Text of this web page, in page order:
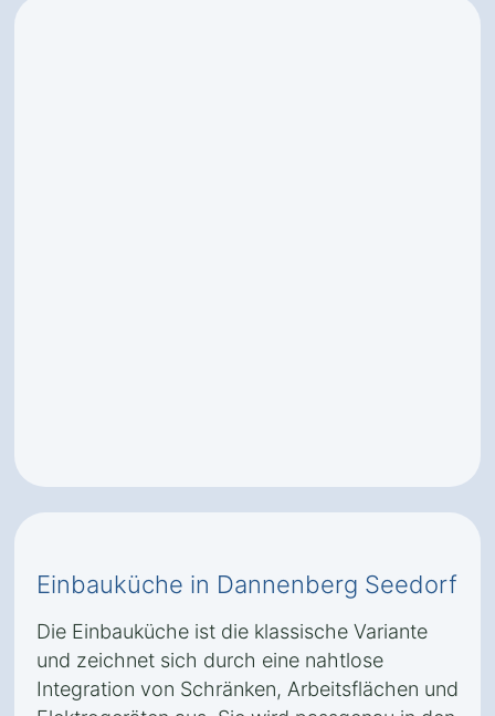
Einbauküche in Dannenberg Seedorf
Die Einbauküche ist die klassische Variante
und zeichnet sich durch eine nahtlose
Integration von Schränken, Arbeitsflächen und